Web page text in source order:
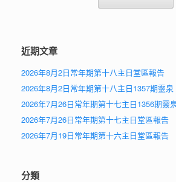
近期文章
2026年8月2日常年期第十八主日堂區報告
2026年8月2日常年期第十八主日1357期靈泉
2026年7月26日常年期第十七主日1356期靈
2026年7月26日常年期第十七主日堂區報告
2026年7月19日常年期第十六主日堂區報告
分類